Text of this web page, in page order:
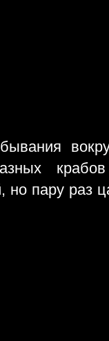
но пару раз